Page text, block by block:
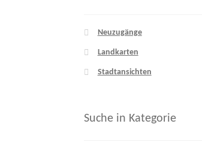
Neuzugänge
Landkarten
Stadtansichten
Suche in Kategorie